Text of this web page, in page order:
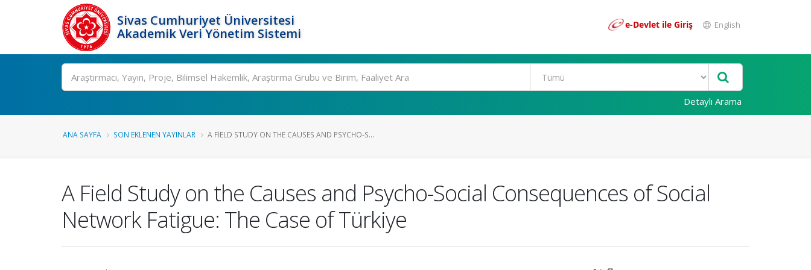
Sivas Cumhuriyet Üniversitesi
Akademik Veri Yönetim Sistemi
e-Devlet ile Giriş English
Ara
Detaylı Arama
ANA SAYFA SON EKLENEN YAYINLAR A FIELD STUDY ON THE CAUSES AND PSYCHO-S...
A Field Study on the Causes and Psycho-Social Consequences of Social
Network Fatigue: The Case of Türkiye